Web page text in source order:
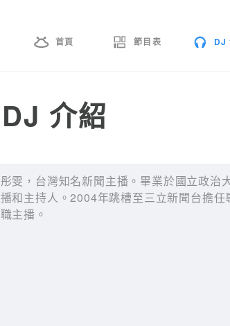
首頁 節目表 DJ
DJ 介紹
雯，台灣知名新聞主播。畢業於國立政治
和主持人。2004年跳槽至三立新聞台擔
主播。